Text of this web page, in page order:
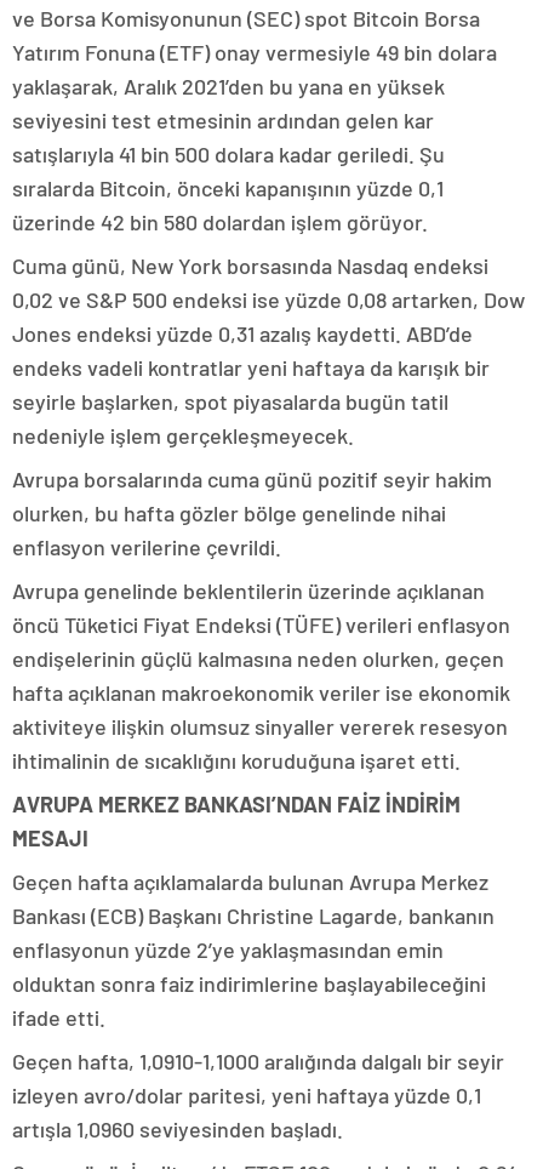
ve Borsa Komisyonunun (SEC) spot Bitcoin Borsa
Yatırım Fonuna (ETF) onay vermesiyle 49 bin dolara
yaklaşarak, Aralık 2021’den bu yana en yüksek
seviyesini test etmesinin ardından gelen kar
satışlarıyla 41 bin 500 dolara kadar geriledi. Şu
sıralarda Bitcoin, önceki kapanışının yüzde 0,1
üzerinde 42 bin 580 dolardan işlem görüyor.
Cuma günü, New York borsasında Nasdaq endeksi
0,02 ve S&P 500 endeksi ise yüzde 0,08 artarken, Dow
Jones endeksi yüzde 0,31 azalış kaydetti. ABD’de
endeks vadeli kontratlar yeni haftaya da karışık bir
seyirle başlarken, spot piyasalarda bugün tatil
nedeniyle işlem gerçekleşmeyecek.
Avrupa borsalarında cuma günü pozitif seyir hakim
olurken, bu hafta gözler bölge genelinde nihai
enflasyon verilerine çevrildi.
Avrupa genelinde beklentilerin üzerinde açıklanan
öncü Tüketici Fiyat Endeksi (TÜFE) verileri enflasyon
endişelerinin güçlü kalmasına neden olurken, geçen
hafta açıklanan makroekonomik veriler ise ekonomik
aktiviteye ilişkin olumsuz sinyaller vererek resesyon
ihtimalinin de sıcaklığını koruduğuna işaret etti.
AVRUPA MERKEZ BANKASI’NDAN FAİZ İNDİRİM
MESAJI
Geçen hafta açıklamalarda bulunan Avrupa Merkez
Bankası (ECB) Başkanı Christine Lagarde, bankanın
enflasyonun yüzde 2’ye yaklaşmasından emin
olduktan sonra faiz indirimlerine başlayabileceğini
ifade etti.
Geçen hafta, 1,0910-1,1000 aralığında dalgalı bir seyir
izleyen avro/dolar paritesi, yeni haftaya yüzde 0,1
artışla 1,0960 seviyesinden başladı.